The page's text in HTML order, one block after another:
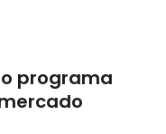
programa